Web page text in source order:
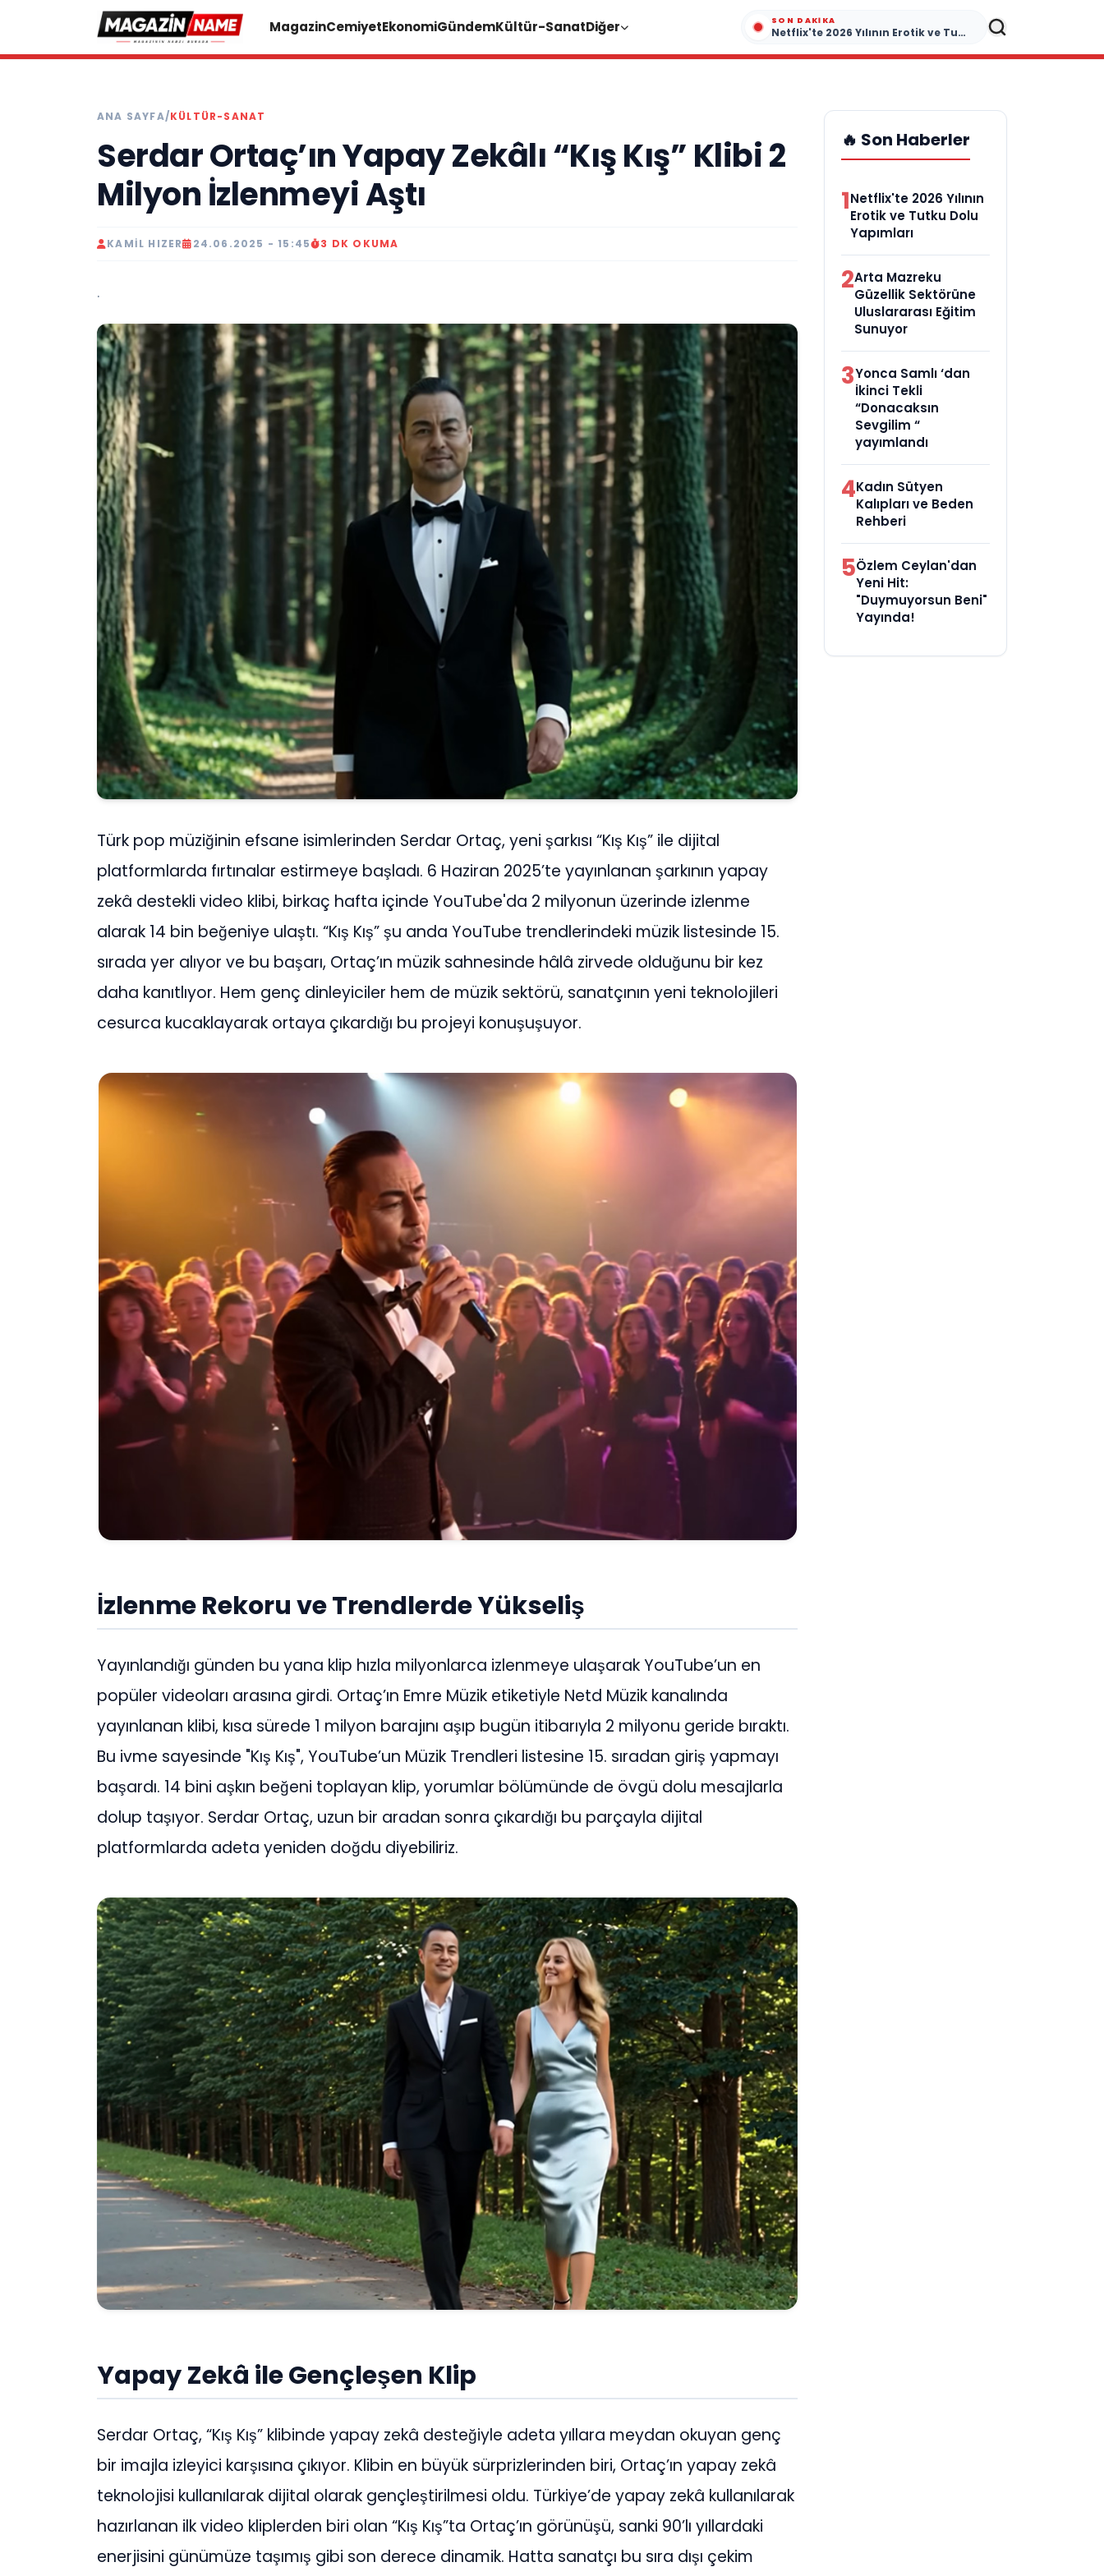
MagazinCemiyetEkonomiGündemKültür-SanatDiğer SON DAKIKA
Netflix'te 2026 Yılının Erotik ve Tutku Dolu Yapımları
ANA SAYFA/KÜLTÜR-SANAT
Serdar Ortaç’ın Yapay Zekâlı “Kış Kış” Klibi 2
Milyon İzlenmeyi Aştı
KAMIL HIZER 24.06.2025 - 15:45 3 DK OKUMA
.
Türk pop müziğinin efsane isimlerinden Serdar Ortaç, yeni şarkısı “Kış Kış” ile dijital
platformlarda fırtınalar estirmeye başladı. 6 Haziran 2025’te yayınlanan şarkının yapay
zekâ destekli video klibi, birkaç hafta içinde YouTube'da 2 milyonun üzerinde izlenme
alarak 14 bin beğeniye ulaştı. “Kış Kış” şu anda YouTube trendlerindeki müzik listesinde 15.
sırada yer alıyor ve bu başarı, Ortaç’ın müzik sahnesinde hâlâ zirvede olduğunu bir kez
daha kanıtlıyor. Hem genç dinleyiciler hem de müzik sektörü, sanatçının yeni teknolojileri
cesurca kucaklayarak ortaya çıkardığı bu projeyi konuşuşuyor.
İzlenme Rekoru ve Trendlerde Yükseliş
Yayınlandığı günden bu yana klip hızla milyonlarca izlenmeye ulaşarak YouTube’un en
popüler videoları arasına girdi. Ortaç’ın Emre Müzik etiketiyle Netd Müzik kanalında
yayınlanan klibi, kısa sürede 1 milyon barajını aşıp bugün itibarıyla 2 milyonu geride bıraktı.
Bu ivme sayesinde "Kış Kış", YouTube’un Müzik Trendleri listesine 15. sıradan giriş yapmayı
başardı. 14 bini aşkın beğeni toplayan klip, yorumlar bölümünde de övgü dolu mesajlarla
dolup taşıyor. Serdar Ortaç, uzun bir aradan sonra çıkardığı bu parçayla dijital
platformlarda adeta yeniden doğdu diyebiliriz.
Yapay Zekâ ile Gençleşen Klip
Serdar Ortaç, “Kış Kış” klibinde yapay zekâ desteğiyle adeta yıllara meydan okuyan genç
bir imajla izleyici karşısına çıkıyor. Klibin en büyük sürprizlerinden biri, Ortaç’ın yapay zekâ
teknolojisi kullanılarak dijital olarak gençleştirilmesi oldu. Türkiye’de yapay zekâ kullanılarak
hazırlanan ilk video kliplerden biri olan “Kış Kış”ta Ortaç’ın görünüşü, sanki 90’lı yıllardaki
enerjisini günümüze taşımış gibi son derece dinamik. Hatta sanatçı bu sıra dışı çekim
🔥 Son Haberler
1Netflix'te 2026 Yılının
Erotik ve Tutku Dolu
Yapımları
2Arta Mazreku
Güzellik Sektörüne
Uluslararası Eğitim
Sunuyor
3Yonca Samlı ‘dan
İkinci Tekli
“Donacaksın
Sevgilim “
yayımlandı
4Kadın Sütyen
Kalıpları ve Beden
Rehberi
5Özlem Ceylan'dan
Yeni Hit:
"Duymuyorsun Beni"
Yayında!